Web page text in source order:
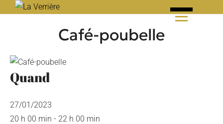
Café-poubelle
Quand
27/01/2023
20 h 00 min - 22 h 00 min